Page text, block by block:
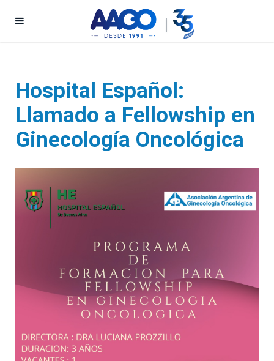
Hospital Español:
Llamado a Fellowship en
Ginecología Oncológica